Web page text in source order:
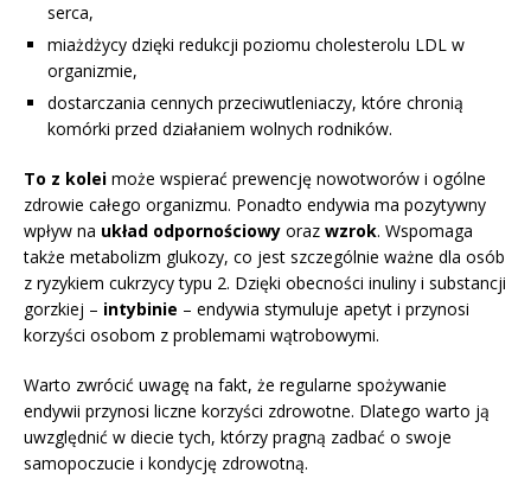
serca,
miażdżycy dzięki redukcji poziomu cholesterolu LDL w
organizmie,
dostarczania cennych przeciwutleniaczy, które chronią
komórki przed działaniem wolnych rodników.
To z kolei może wspierać prewencję nowotworów i ogólne
zdrowie całego organizmu. Ponadto endywia ma pozytywny
wpływ na układ odpornościowy oraz wzrok. Wspomaga
także metabolizm glukozy, co jest szczególnie ważne dla osób
z ryzykiem cukrzycy typu 2. Dzięki obecności inuliny i substancji
gorzkiej – intybinie – endywia stymuluje apetyt i przynosi
korzyści osobom z problemami wątrobowymi.
Warto zwrócić uwagę na fakt, że regularne spożywanie
endywii przynosi liczne korzyści zdrowotne. Dlatego warto ją
uwzględnić w diecie tych, którzy pragną zadbać o swoje
samopoczucie i kondycję zdrowotną.